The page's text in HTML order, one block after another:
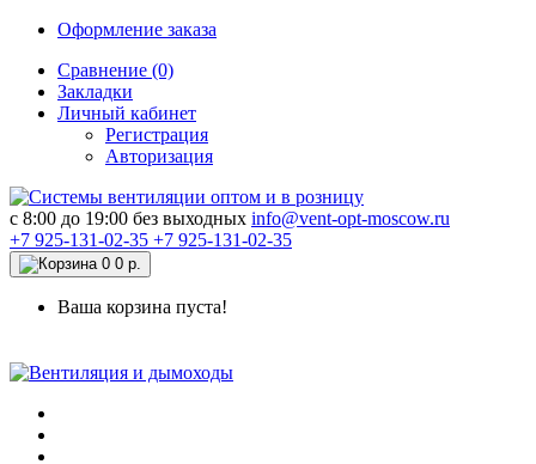
Оформление заказа
Сравнение (0)
Закладки
Личный кабинет
Регистрация
Авторизация
c 8:00 до 19:00 без выходных info@vent-opt-moscow.ru
+7 925-131-02-35 +7 925-131-02-35
0 0 р.
Ваша корзина пуста!